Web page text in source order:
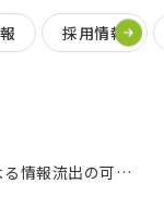
採用情報
可能性について。